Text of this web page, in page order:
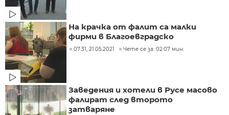
На крачка от фалит са малки
фирми в Благоевградско
07:31, 21.05.2021 Чете се за: 02:07 мин.
Заведения и хотели в Русе масово
фалират след второто
затваряне